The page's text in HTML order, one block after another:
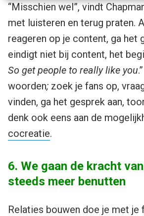
“Misschien wel”, vindt
met luisteren en terug praten.
reageren op je content, ga het
eindigt niet bij content, het
So get people to really like you
woorden; zoek je fans op,
vinden, ga het gesprek aan,
denk ook eens aan de
cocreatie.
6. We gaan de kracht
steeds meer benutten
Relaties bouwen doe je met je